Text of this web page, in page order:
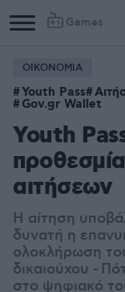
Games
ΟΙΚΟΝΟΜΙΑ
Youth Pass
Gov.gr Wallet
Youth
αιτήσεων
H αίτηση
δυνατή η
ολοκλήρωση
δικαιούχου -
στο ψηφιακό